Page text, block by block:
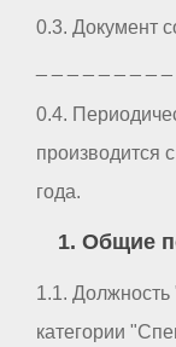
0.3. Документ
_ _ _ _ _ _ _ _ _
0.4.
производится
года.
1. Общие
1.1. Должность
категории